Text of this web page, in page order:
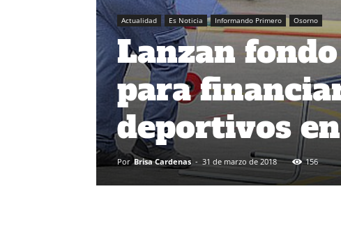
Actualidad Es Noticia Informando Primero Osorno
Lanzan
para
deportivos
Por Brisa Cardenas - 31 de marzo de 2018 156